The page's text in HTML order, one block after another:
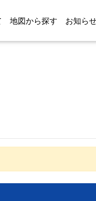
地図から探す お知ら